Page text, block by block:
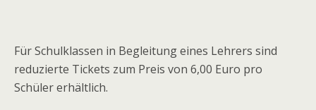
Für Schulklassen in Begleitung eines Lehrers sind
reduzierte Tickets zum Preis von 6,00 Euro pro
Schüler erhältlich.